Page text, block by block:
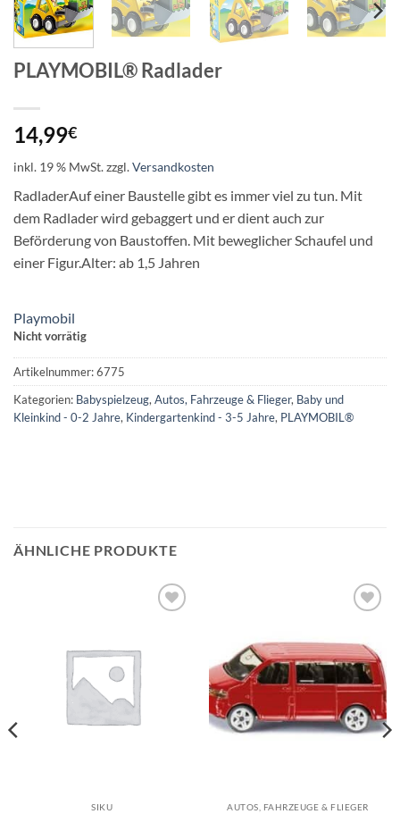
PLAYMOBIL® Radlader
14,99€
inkl. 19 % MwSt.zzgl.Versandkosten
RadladerAuf einer Baustelle gibt es immer viel zu tun. Mit
dem Radlader wird gebaggert und er dient auch zur
Beförderung von Baustoffen. Mit beweglicher Schaufel und
einer Figur.Alter: ab 1,5 Jahren
Playmobil
Nicht vorrätig
Artikelnummer:6775
Kategorien: Babyspielzeug, Autos, Fahrzeuge & Flieger, Baby und
Kleinkind - 0-2 Jahre, Kindergartenkind - 3-5 Jahre, PLAYMOBIL®
ÄHNLICHE PRODUKTE
SIKU AUTOS, FAHRZEUGE & FLIEGER